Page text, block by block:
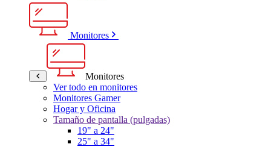
Monitores
Monitores
Ver todo en monitores
Monitores Gamer
Hogar y Oficina
Tamaño de pantalla (pulgadas)
19" a 24"
25" a 34"